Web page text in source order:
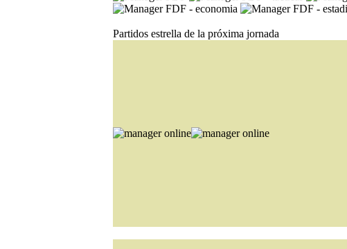
Partidos estrella de la próxima jornada